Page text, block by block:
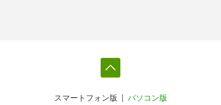
スマートフォン版 パソコン版